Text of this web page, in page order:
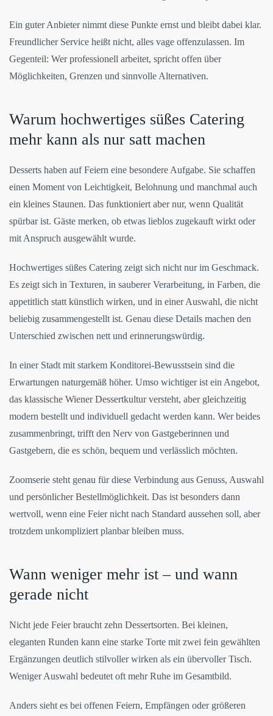
Ein guter Anbieter nimmt diese Punkte ernst und bleibt dabei klar.
Freundlicher Service heißt nicht, alles vage offenzulassen. Im
Gegenteil: Wer professionell arbeitet, spricht offen über
Möglichkeiten, Grenzen und sinnvolle Alternativen.
Warum hochwertiges süßes Catering
mehr kann als nur satt machen
Desserts haben auf Feiern eine besondere Aufgabe. Sie schaffen
einen Moment von Leichtigkeit, Belohnung und manchmal auch
ein kleines Staunen. Das funktioniert aber nur, wenn Qualität
spürbar ist. Gäste merken, ob etwas lieblos zugekauft wirkt oder
mit Anspruch ausgewählt wurde.
Hochwertiges süßes Catering zeigt sich nicht nur im Geschmack.
Es zeigt sich in Texturen, in sauberer Verarbeitung, in Farben, die
appetitlich statt künstlich wirken, und in einer Auswahl, die nicht
beliebig zusammengestellt ist. Genau diese Details machen den
Unterschied zwischen nett und erinnerungswürdig.
In einer Stadt mit starkem Konditorei-Bewusstsein sind die
Erwartungen naturgemäß höher. Umso wichtiger ist ein Angebot,
das klassische Wiener Dessertkultur versteht, aber gleichzeitig
modern bestellt und individuell gedacht werden kann. Wer beides
zusammenbringt, trifft den Nerv von Gastgeberinnen und
Gastgebern, die es schön, bequem und verlässlich möchten.
Zoomserie steht genau für diese Verbindung aus Genuss, Auswahl
und persönlicher Bestellmöglichkeit. Das ist besonders dann
wertvoll, wenn eine Feier nicht nach Standard aussehen soll, aber
trotzdem unkompliziert planbar bleiben muss.
Wann weniger mehr ist – und wann
gerade nicht
Nicht jede Feier braucht zehn Dessertsorten. Bei kleinen,
eleganten Runden kann eine starke Torte mit zwei fein gewählten
Ergänzungen deutlich stilvoller wirken als ein übervoller Tisch.
Weniger Auswahl bedeutet oft mehr Ruhe im Gesamtbild.
Anders sieht es bei offenen Feiern, Empfängen oder größeren